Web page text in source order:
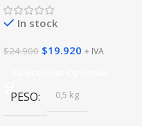
In stock
$24.900 $19.920 + IVA
PESO 0,5 kg